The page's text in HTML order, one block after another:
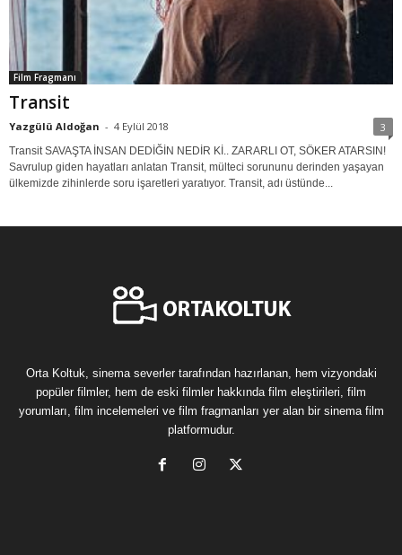
Film Fragmanı
Transit
Yazgülü Aldoğan - 4 Eylül 2018 3
Transit SAVAŞTA İNSAN DEDİĞİN NEDİR Kİ.. ZARARLI OT, SÖKER ATARSIN!
Savrulup giden hayatları anlatan Transit, mülteci sorununu derinden yaşayan
ülkemizde zihinlerde soru işaretleri yaratıyor. Transit, adı üstünde...
Orta Koltuk, sinema severler tarafından hazırlanan, hem vizyondaki
popüler filmler, hem de eski filmler hakkında film eleştirileri, film
yorumları, film incelemeleri ve film fragmanları yer alan bir sinema film
platformudur.